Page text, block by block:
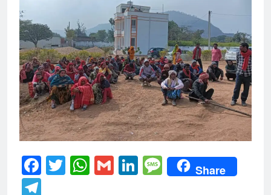
Facebook
Twitter
WhatsApp
GmailLinkedIn
Message
Share